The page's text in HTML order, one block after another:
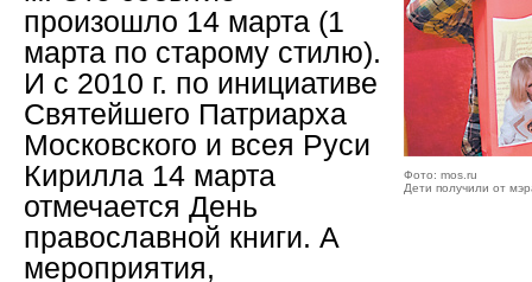
Фото: mos.ru
Дети получили от
произошло 14 марта (1
марта по старому стилю).
И с 2010 г. по инициативе
Святейшего Патриарха
Московского и всея Руси
Кирилла 14 марта
отмечается День
православной книги. А
мероприятия,